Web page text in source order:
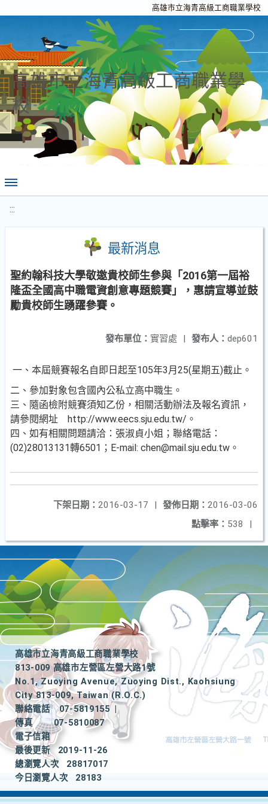
高雄市立海青高級工商職業學校
高雄市立海青高級工商職業學
校
:::
最新消息
聖約翰科技大學敬邀貴校師生參與「2016第一屆裕
隆盃全國高中職電資創意專題競賽」，惠請宣導並鼓
勵貴校師生踴躍參賽。
發布人： dep601
發布單位： 實習處 |
一、本屆競賽報名自即日起至105年3月25(星期五)截止。
二、參加對象包含國內公私立高中職生。
三、隨函檢附競賽須知乙份，相關活動辦法及報名資訊，
請參閱網址 http://www.eecs.sju.edu.tw/。
四、如有相關問題請洽：張淑貞小姐；聯絡電話：
(02)28013131轉6501；E-mail: chen@mail.sju.edu.tw。
發佈日期： 2016-03-06
下架日期： 2016-03-17
|
點擊率： 538 |
高雄市立海青高級工商職業學校
813-009 高雄市左營區左營大路1號
No.1, Zuoying Avenue, Zuoying Dist., Kaohsiung
City 813-009, Taiwan (R.O.C.)
聯絡電話
07-5819155
|
傳真
07-5810087
電子信箱
最後更新
2019-11-26
總瀏覽人次
28817017
今日瀏覽人次
28183